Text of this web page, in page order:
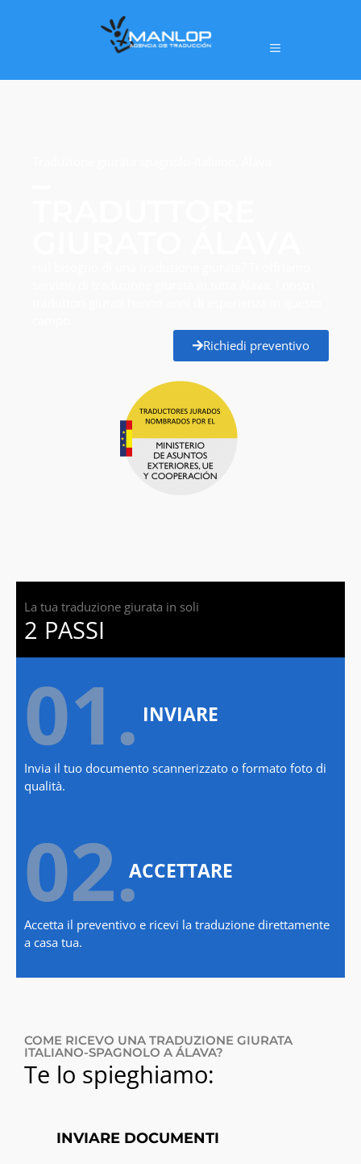
Richiedi preventivo
La tua traduzione giurata in soli
2 PASSI
01. INVIARE
Invia il tuo documento scannerizzato o formato foto di
qualità.
02.ACCETTARE
Accetta il preventivo e ricevi la traduzione direttamente
a casa tua.
COME RICEVO UNA TRADUZIONE GIURATA
ITALIANO-SPAGNOLO A ÁLAVA?
Te lo spieghiamo:
INVIARE DOCUMENTI